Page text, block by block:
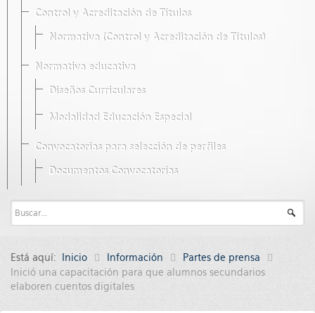
Control y Acreditación de Títulos
Normativa (Control y Acreditación de Títulos)
Normativa educativa
Diseños Curriculares
Modalidad Educación Especial
Convocatorias para selección de perfiles
Documentos Convocatorias
Está aquí: Inicio Información
Partes de prensa
Inició una capacitación para que alumnos secundarios
elaboren cuentos digitales